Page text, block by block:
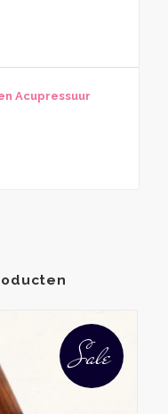
Acupressuur
Sale